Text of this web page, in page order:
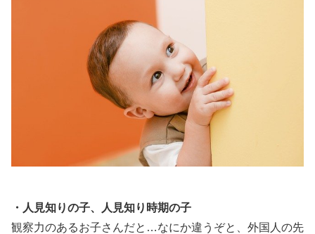
・人見知りの子、人見知り時期の子
観察力のあるお子さんだと…なにか違うぞと、外国人の先